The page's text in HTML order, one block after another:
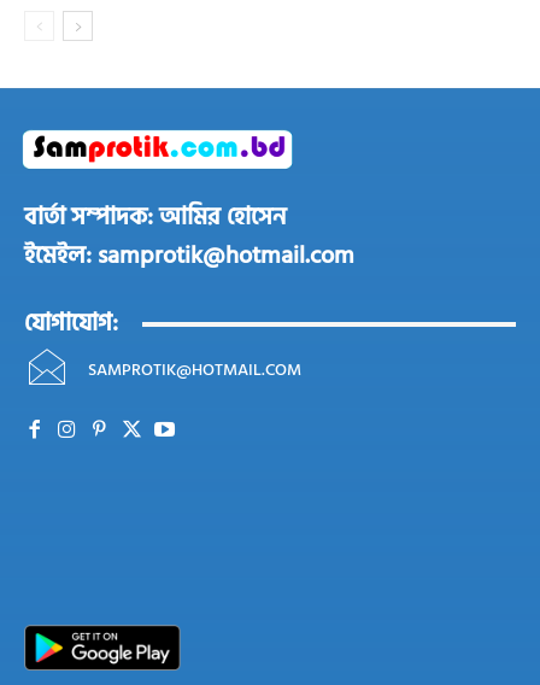
বার্তা সম্পাদক: আমির হোসেন
ইমেইল: samprotik@hotmail.com
যোগাযোগ:
SAMPROTIK@HOTMAIL.COM